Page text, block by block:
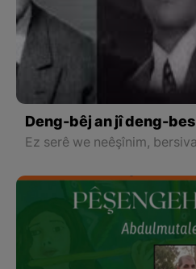
Deng-bêj an jî deng-bes